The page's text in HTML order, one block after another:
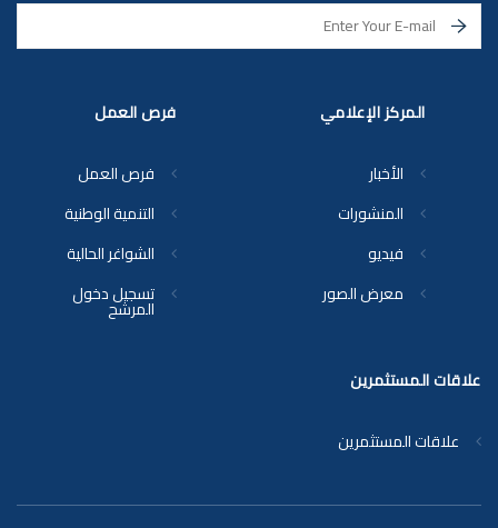
فرص العمل
فرص العمل
التنمية الوطنية
الشواغر الحالية
تسجيل دخول
المرشح
المركز الإعلامي
الأخبار
المنشورات
فيديو
معرض الصور
علاقات المستثمرين
علاقات المستثمرين